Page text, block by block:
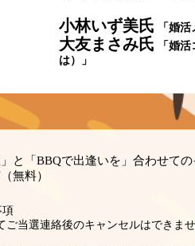
小林いず美氏 「婚
大友まさみ氏
「婚
は）」
と「BBQで出逢いを」合わせて
無料）
ご当選連絡後のキャンセルはできま